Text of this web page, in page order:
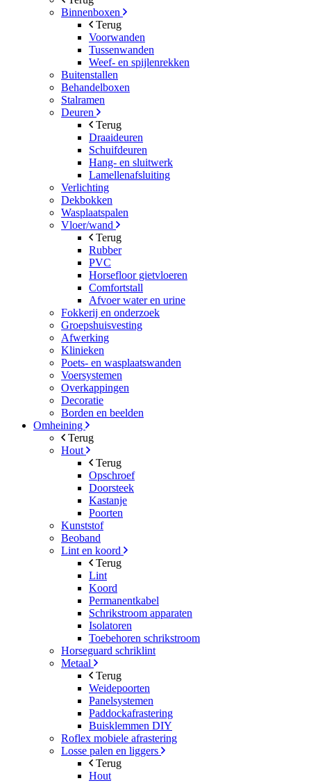
Binnenboxen
Terug
Voorwanden
Tussenwanden
Weef- en spijlenrekken
Buitenstallen
Behandelboxen
Stalramen
Deuren
Terug
Draaideuren
Schuifdeuren
Hang- en sluitwerk
Lamellenafsluiting
Verlichting
Dekbokken
Wasplaatspalen
Vloer/wand
Terug
Rubber
PVC
Horsefloor gietvloeren
Comfortstall
Afvoer water en urine
Fokkerij en onderzoek
Groepshuisvesting
Afwerking
Klinieken
Poets- en wasplaatswanden
Voersystemen
Overkappingen
Decoratie
Borden en beelden
Omheining
Terug
Hout
Terug
Opschroef
Doorsteek
Kastanje
Poorten
Kunststof
Beoband
Lint en koord
Terug
Lint
Koord
Permanentkabel
Schrikstroom apparaten
Isolatoren
Toebehoren schrikstroom
Horseguard schriklint
Metaal
Terug
Weidepoorten
Panelsystemen
Paddockafrastering
Buisklemmen DIY
Roflex mobiele afrastering
Losse palen en liggers
Terug
Hout